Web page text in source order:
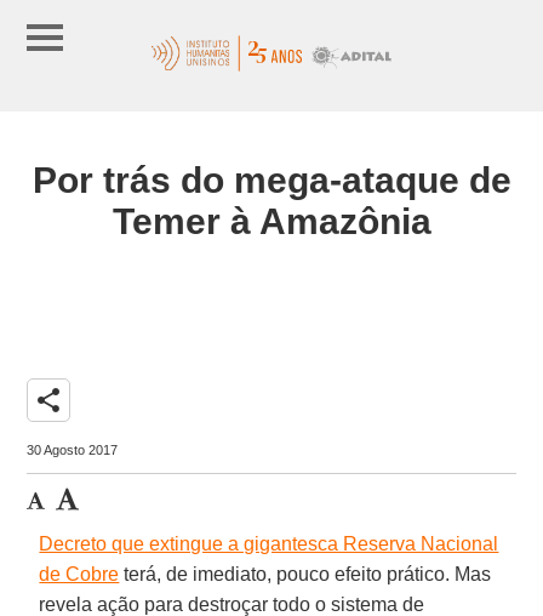
Por trás do mega-ataque de
Temer à Amazônia
share
30 Agosto 2017
Decreto que extingue a gigantesca Reserva Nacional
de Cobre terá, de imediato, pouco efeito prático. Mas
revela ação para destroçar todo o sistema de